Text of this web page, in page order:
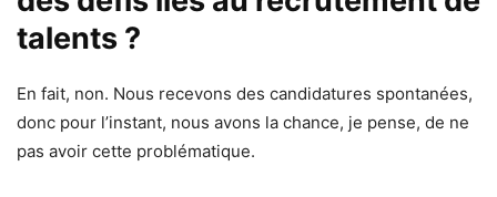
talents ?
En fait, non. Nous recevons des candidatures spontanées,
donc pour l’instant, nous avons la chance, je pense, de ne
pas avoir cette problématique.